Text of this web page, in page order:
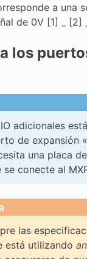
a una
de 0V [1] _ [2]
los
adicionales
de expansión
una placa
conecte al
las
está utilizando